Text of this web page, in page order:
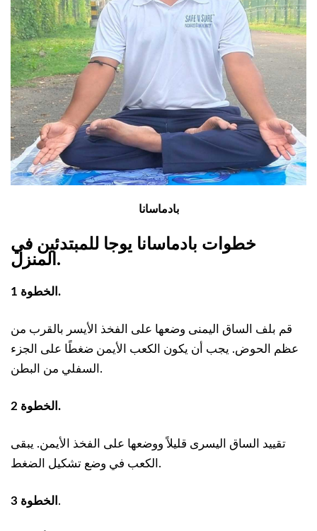
بادماسانا
خطوات بادماسانا يوجا للمبتدئين في
المنزل .
الخطوة 1.
قم بلف الساق اليمنى وضعها على الفخذ الأيسر بالقرب من
عظم الحوض. يجب أن يكون الكعب الأيمن ضغطًا على الجزء
السفلي من البطن.
الخطوة 2.
تقييد الساق اليسرى قليلاً ووضعها على الفخذ الأيمن. يبقى
الكعب في وضع تشكيل الضغط.
الخطوة 3 .